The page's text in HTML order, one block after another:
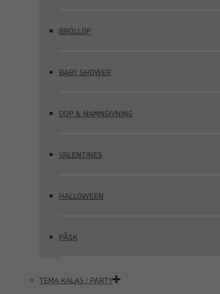
BRÖLLOP
BABY SHOWER
DOP & NAMNGIVNING
VALENTINES
HALLOWEEN
PÅSK
TEMA KALAS / PARTY